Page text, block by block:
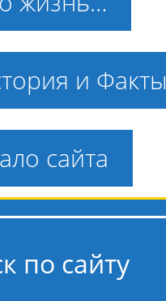
и Факты
сайта
по сайту